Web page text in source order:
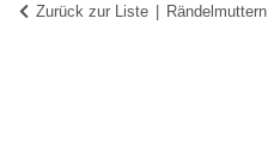
Zurück zur Liste Rändelmuttern